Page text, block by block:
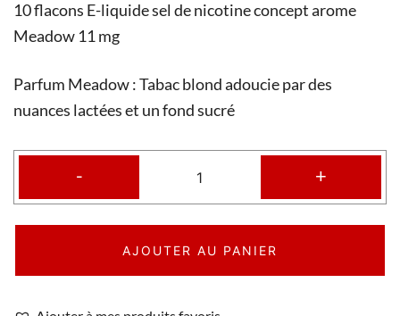
10 flacons E-liquide sel de nicotine concept arome
Meadow 11 mg
Parfum Meadow : Tabac blond adoucie par des
nuances lactées et un fond sucré
- +
AJOUTER AU PANIER